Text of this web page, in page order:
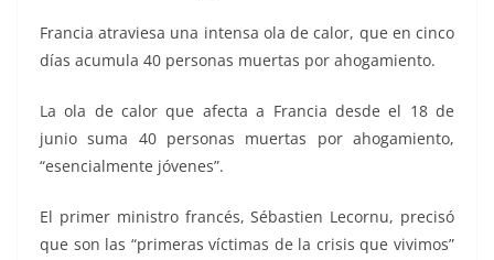
Francia atraviesa una intensa ola de calor, que en cinco
días acumula 40 personas muertas por ahogamiento.
La ola de calor que afecta a Francia desde el 18 de
junio suma 40 personas muertas por ahogamiento,
“esencialmente jóvenes”.
El primer ministro francés, Sébastien Lecornu, precisó
que son las “primeras víctimas de la crisis que vivimos”